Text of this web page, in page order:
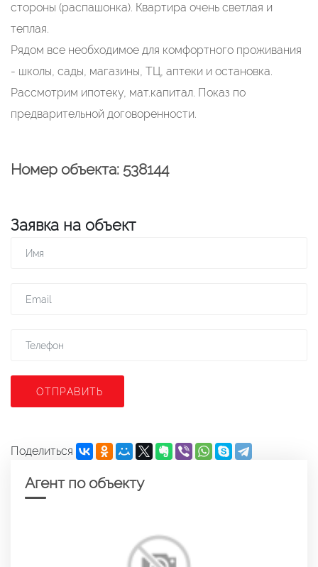
стороны (распашонка). Квартира очень светлая и
теплая.
Рядом все необходимое для комфортного проживания
- школы, сады, магазины, ТЦ, аптеки и остановка.
Рассмотрим ипотеку, мат.капитал. Показ по
предварительной договоренности.
Номер объекта: 538144
Заявка на объект
ОТПРАВИТЬ
Поделиться
Агент по объекту